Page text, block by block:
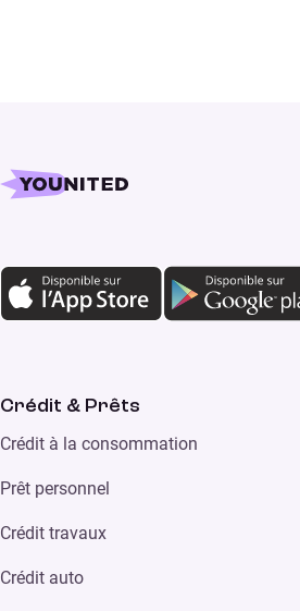
Crédit & Prêts
Crédit à la consommation
Prêt personnel
Crédit travaux
Crédit auto